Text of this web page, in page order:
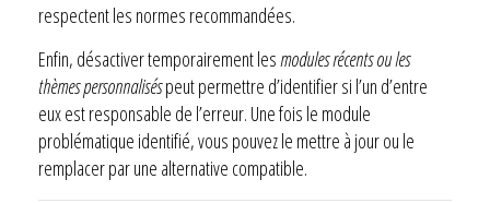
respectent les normes recommandées.
Enfin, désactiver temporairement les modules récents ou les
thèmes personnaliséspeut permettre d’identifier si l’un d’entre
eux est responsable de l’erreur. Une fois le module
problématique identifié, vous pouvez le mettre à jour ou le
remplacer par une alternative compatible.